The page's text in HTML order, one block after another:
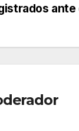
ante